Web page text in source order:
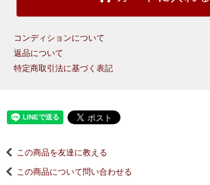
コンディションについて
返品について
特定商取引法に基づく表記
この商品を友達に教える
この商品について問い合わせる